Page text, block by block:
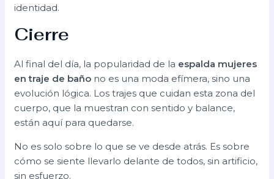
identidad.
Cierre
Al final del día, la popularidad de la espalda mujeres
en traje de baño no es una moda efímera, sino una
evolución lógica. Los trajes que cuidan esta zona del
cuerpo, que la muestran con sentido y balance,
están aquí para quedarse.
No es solo sobre lo que se ve desde atrás. Es sobre
cómo se siente llevarlo delante de todos, sin artificio,
sin esfuerzo.